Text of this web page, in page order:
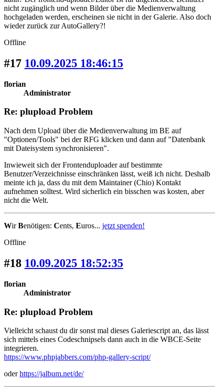
nicht zugänglich und wenn Bilder über die Medienverwaltung
hochgeladen werden, erscheinen sie nicht in der Galerie. Also doch
wieder zurück zur AutoGallery?!
Offline
#17 10.09.2025 18:46:15
florian
Administrator
Re: plupload Problem
Nach dem Upload über die Medienverwaltung im BE auf
"Optionen/Tools" bei der RFG klicken und dann auf "Datenbank
mit Dateisystem synchronisieren".
Inwieweit sich der Frontenduploader auf bestimmte
Benutzer/Verzeichnisse einschränken lässt, weiß ich nicht. Deshalb
meinte ich ja, dass du mit dem Maintainer (Chio) Kontakt
aufnehmen solltest. Wird sicherlich ein bisschen was kosten, aber
nicht die Welt.
WirBenötigen: Cents, Euros... jetzt spenden!
Offline
#18 10.09.2025 18:52:35
florian
Administrator
Re: plupload Problem
Vielleicht schaust du dir sonst mal dieses Galeriescript an, das lässt
sich mittels eines Codeschnipsels dann auch in die WBCE-Seite
integrieren.
https://www.phpjabbers.com/php-gallery-script/
oderhttps://jalbum.net/de/